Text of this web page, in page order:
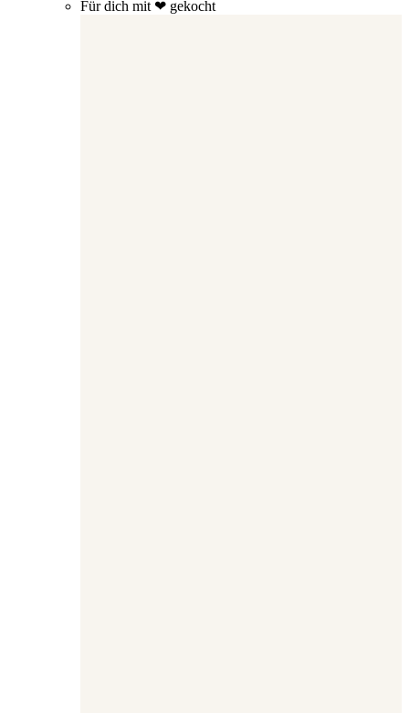
Für dich mit ❤ gekocht